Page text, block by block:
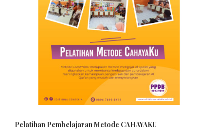
Pelatihan Pembelajaran Metode CAHAYAKU